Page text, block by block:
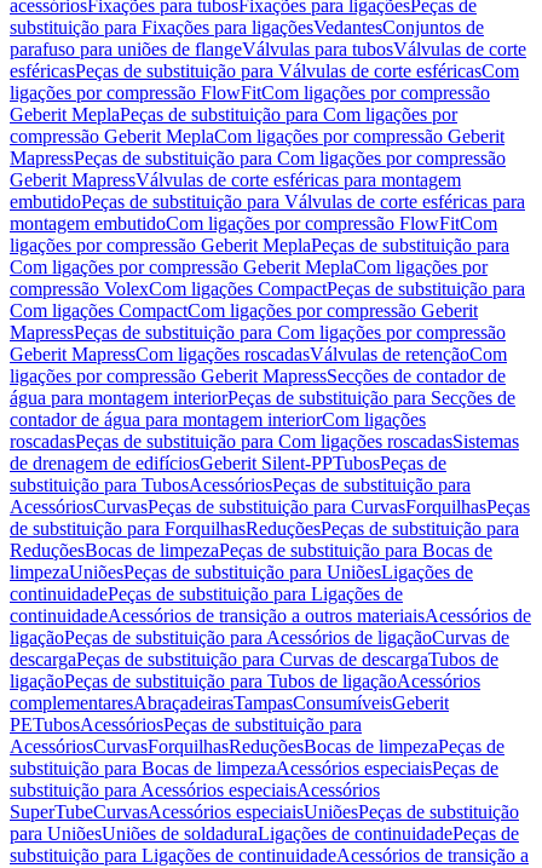
acessóriosFixações para tubosFixações para ligaçõesPeças de
substituição para Fixações para ligaçõesVedantesConjuntos de
parafuso para uniões de flangeVálvulas para tubosVálvulas de corte
esféricasPeças de substituição para Válvulas de corte esféricasCom
ligações por compressão FlowFitCom ligações por compressão
Geberit MeplaPeças de substituição para Com ligações por
compressão Geberit MeplaCom ligações por compressão Geberit
MapressPeças de substituição para Com ligações por compressão
Geberit MapressVálvulas de corte esféricas para montagem
embutidoPeças de substituição para Válvulas de corte esféricas para
montagem embutidoCom ligações por compressão FlowFitCom
ligações por compressão Geberit MeplaPeças de substituição para
Com ligações por compressão Geberit MeplaCom ligações por
compressão VolexCom ligações CompactPeças de substituição para
Com ligações CompactCom ligações por compressão Geberit
MapressPeças de substituição para Com ligações por compressão
Geberit MapressCom ligações roscadasVálvulas de retençãoCom
ligações por compressão Geberit MapressSecções de contador de
água para montagem interiorPeças de substituição para Secções de
contador de água para montagem interiorCom ligações
roscadasPeças de substituição para Com ligações roscadasSistemas
de drenagem de edifíciosGeberit Silent-PPTubosPeças de
substituição para TubosAcessóriosPeças de substituição para
AcessóriosCurvasPeças de substituição para CurvasForquilhasPeças
de substituição para ForquilhasReduçõesPeças de substituição para
ReduçõesBocas de limpezaPeças de substituição para Bocas de
limpezaUniõesPeças de substituição para UniõesLigações de
continuidadePeças de substituição para Ligações de
continuidadeAcessórios de transição a outros materiaisAcessórios de
ligaçãoPeças de substituição para Acessórios de ligaçãoCurvas de
descargaPeças de substituição para Curvas de descargaTubos de
ligaçãoPeças de substituição para Tubos de ligaçãoAcessórios
complementaresAbraçadeirasTampasConsumíveisGeberit
PETubosAcessóriosPeças de substituição para
AcessóriosCurvasForquilhasReduçõesBocas de limpezaPeças de
substituição para Bocas de limpezaAcessórios especiaisPeças de
substituição para Acessórios especiaisAcessórios
SuperTubeCurvasAcessórios especiaisUniõesPeças de substituição
para UniõesUniões de soldaduraLigações de continuidadePeças de
substituição para Ligações de continuidadeAcessórios de transição a